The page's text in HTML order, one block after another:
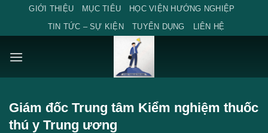
content
GIỚI THIỆU MỤC TIÊU
HỌC VIỆN HƯỚNG NGHIỆP
TIN TỨC – SỰ KIỆN
TUYỂN DỤNG LIÊN HỆ
Giám đốc Trung tâm Kiểm nghiệm thuốc
thú y Trung ương